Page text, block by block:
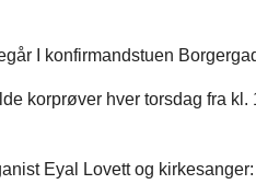
I konfirmandstuen
korprøver hver torsdag fra kl.
Eyal Lovett og